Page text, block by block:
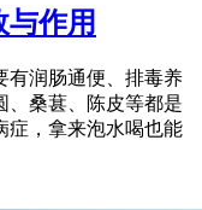
作用
有润肠通便、排毒养
、桑葚、陈皮等都是
症，拿来泡水喝也能